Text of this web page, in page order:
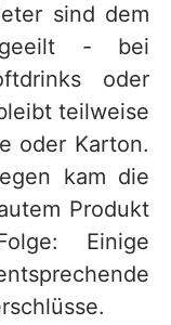
sind dem
- bei
oder
teilweise
oder Karton.
kam die
Produkt
Einige